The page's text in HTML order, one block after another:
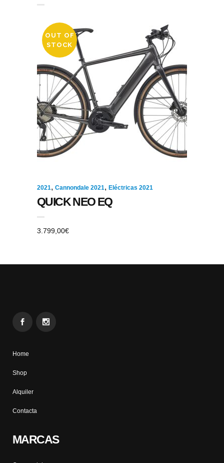
OUT OF
STOCK
2021, Cannondale 2021, Eléctricas 2021
QUICK NEO EQ
3.799,00€
Home
Shop
Alquiler
Contacta
MARCAS